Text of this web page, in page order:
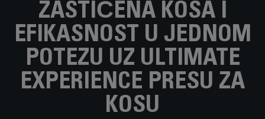
ZAŠTIĆENA KOSA I
EFIKASNOST U JEDNOM
POTEZU UZ ULTIMATE
EXPERIENCE PRESU ZA
KOSU